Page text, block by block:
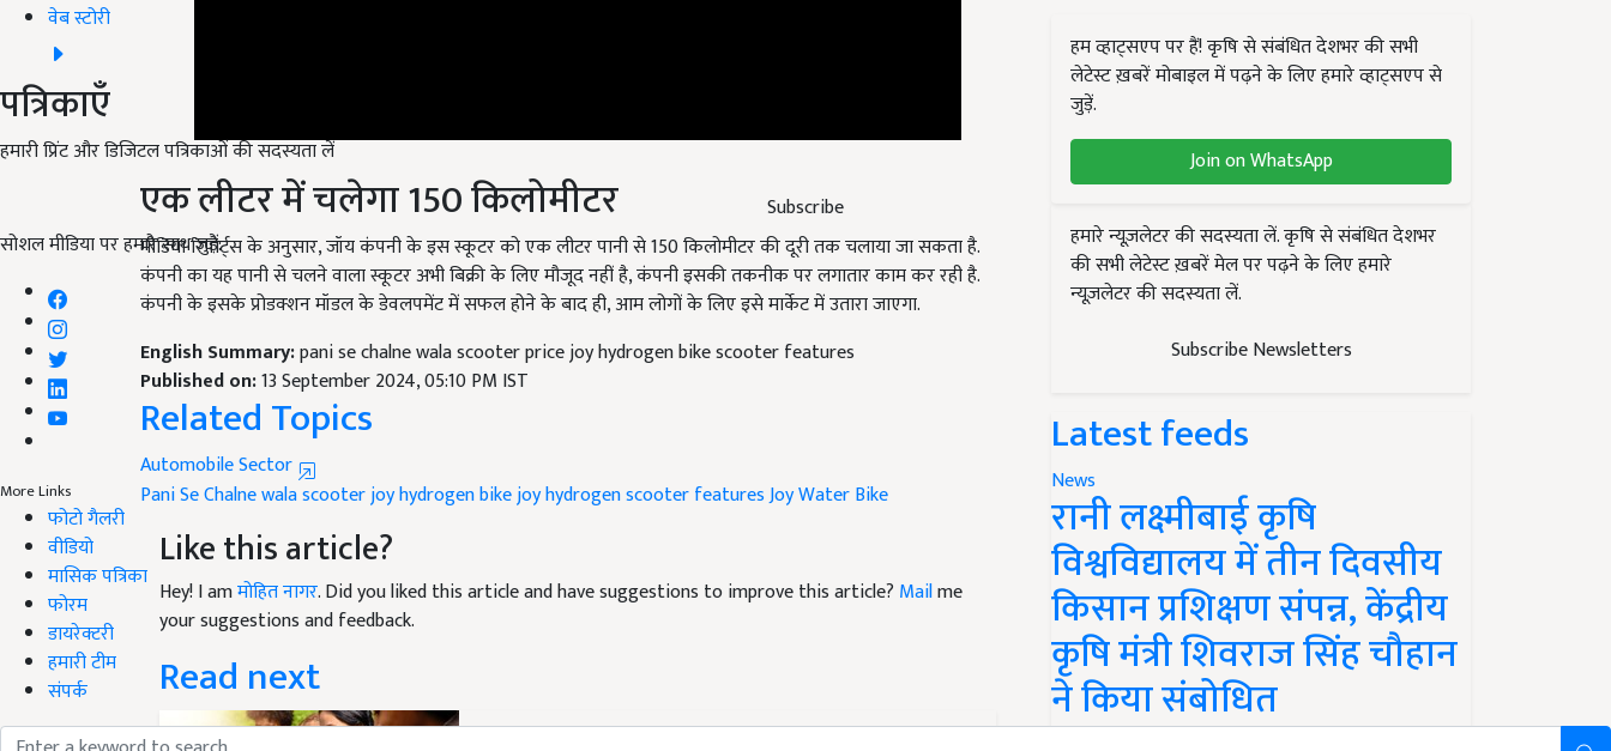
वेब स्टोरी
पत्रिकाएँ
हमारी प्रिंट और डिजिटल पत्रिकाओं की सदस्यता लें
Subscribe
सोशल मीडिया पर हमारे साथ जुड़ें:
More Links
फोटो गैलरी
वीडियो
मासिक पत्रिका
फोरम
डायरेक्टरी
हमारी टीम
संपर्क
एक लीटर में चलेगा 150 किलोमीटर
मीडिया रिपोर्ट्स के अनुसार, जॉय कंपनी के इस स्कूटर को एक लीटर पानी से 150 किलोमीटर की दूरी तक चलाया जा सकता है.
कंपनी का यह पानी से चलने वाला स्कूटर अभी बिक्री के लिए मौजूद नहीं है, कंपनी इसकी तकनीक पर लगातार काम कर रही है.
कंपनी के इसके प्रोडक्शन मॉडल के डेवलपमेंट में सफल होने के बाद ही, आम लोगों के लिए इसे मार्केट में उतारा जाएगा.
English Summary:pani se chalne wala scooter price joy hydrogen bike scooter features
Published on:13 September 2024, 05:10 PM IST
Related Topics
Automobile Sector
Pani Se Chalne wala scooterjoy hydrogen bikejoy hydrogen scooter featuresJoy Water Bike
Like this article?
Hey! I amमोहित नागर. Did you liked this article and have suggestions to improve this article? Mailme
your suggestions and feedback.
Read next
हम व्हाट्सएप पर हैं! कृषि से संबंधित देशभर की सभी
लेटेस्ट ख़बरें मोबाइल में पढ़ने के लिए हमारे व्हाट्सएप से
जुड़ें.
Join on WhatsApp
हमारे न्यूज़लेटर की सदस्यता लें. कृषि से संबंधित देशभर
की सभी लेटेस्ट ख़बरें मेल पर पढ़ने के लिए हमारे
न्यूज़लेटर की सदस्यता लें.
Subscribe Newsletters
Latest feeds
News
रानी लक्ष्मीबाई कृषि
विश्वविद्यालय में तीन दिवसीय
किसान प्रशिक्षण संपन्न, केंद्रीय
कृषि मंत्री शिवराज सिंह चौहान
ने किया संबोधित